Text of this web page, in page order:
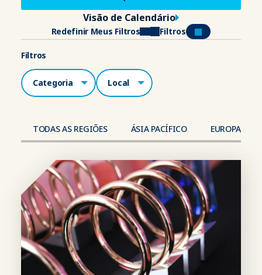
Visão de Calendário
Redefinir Meus Filtros Filtros
Filtros
Categorias Local
TODAS AS REGIÕES ÁSIA PACÍFICO EUROPA,